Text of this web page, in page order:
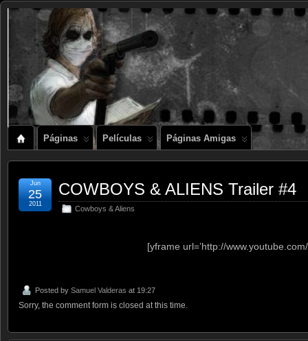
Páginas Películas Páginas Amigas
COWBOYS & ALIENS Trailer #4
Cowboys & Aliens
Jun
25
2011
[yframe url=’http://
Posted by Samuel Valderas at 19:27
Sorry, the comment form is closed at this time.